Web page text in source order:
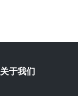
关于我们